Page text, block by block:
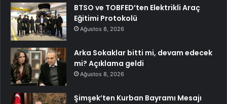
BTSO ve TOBFED’ten Elektrikli Araç
Eğitimi Protokolü
Ağustos 8, 2026
Arka Sokaklar bitti mi, devam edecek
mi? Açıklama geldi
Ağustos 8, 2026
Şimşek’ten Kurban Bayramı Mesajı